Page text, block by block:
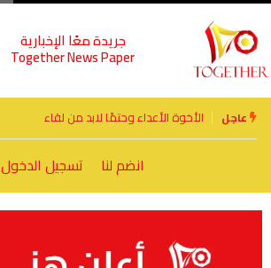
جريدة معًا الإخبارية
Together News Paper
عاجل الأخوة الأعداء وحتمًا لابد من لقاء
انضم لنا تسجيل الدخول